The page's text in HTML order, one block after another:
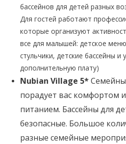
бассейнов для детей разных
Для гостей работают
которые организуют
все для малышей: детское
стульчики, детские бассейны и
дополнительную плату)
Nubian Village 5*
порадует вас комфортом
питанием. Бассейны для
безопасные. Большое
разные семейные